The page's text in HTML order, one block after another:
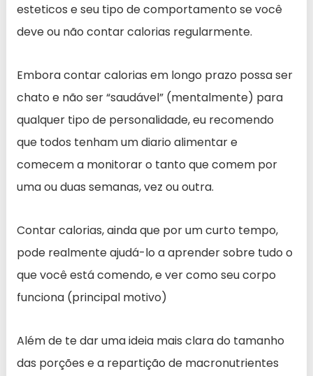
esteticos e seu tipo de comportamento se você
deve ou não contar calorias regularmente.
Embora contar calorias em longo prazo possa ser
chato e não ser “saudável” (mentalmente) para
qualquer tipo de personalidade, eu recomendo
que todos tenham um diario alimentar e
comecem a monitorar o tanto que comem por
uma ou duas semanas, vez ou outra.
Contar calorias, ainda que por um curto tempo,
pode realmente ajudá-lo a aprender sobre tudo o
que você está comendo, e ver como seu corpo
funciona (principal motivo)
Além de te dar uma ideia mais clara do tamanho
das porções e a repartição de macronutrientes